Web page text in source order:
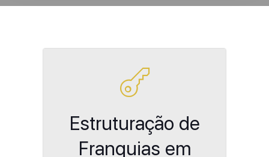
Estruturação de
Franquias em